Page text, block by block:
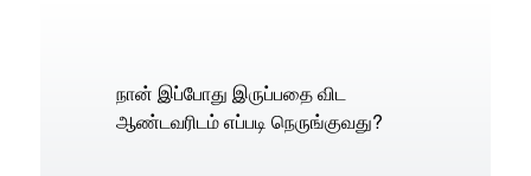
நான் இப்போது இருப்பதை விட
ஆண்டவரிடம் எப்படி நெருங்குவது?